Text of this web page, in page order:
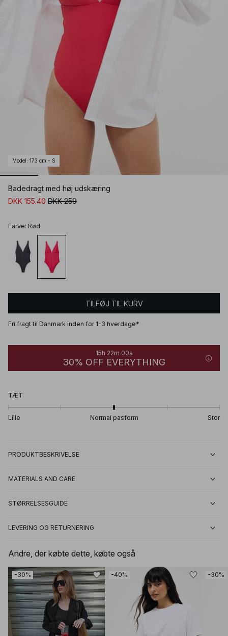
Model : 173 cm - S
Badedragt med høj udskæring
DKK 155.40 DKK 259
Farve: Rød
TILFØJ TIL KURV
Fri fragt til Danmark inden for 1-3 hverdage*
15h 22m 00s
30% OFF EVERYTHING
TÆT
Lille Normal pasform Stor
PRODUKTBESKRIVELSE
MATERIALS AND CARE
STØRRELSESGUIDE
LEVERING OG RETURNERING
Andre, der købte dette, købte også
-30% -40% -30%